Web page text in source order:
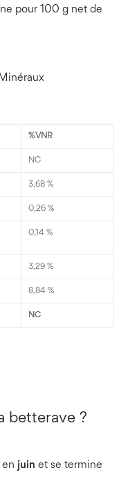
pour 100 g net de
%VNR
NC
3,68 %
0,26 %
0,14 %
3,29 %
8,84 %
NC
betterave ?
en juin et se termine